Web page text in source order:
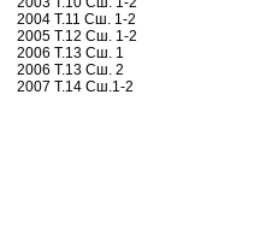
2004 Т.11 Сш. 1-2
2005 Т.12 Сш. 1-2
2006 Т.13 Сш. 1
2006 Т.13 Сш. 2
2007 Т.14 Сш.1-2